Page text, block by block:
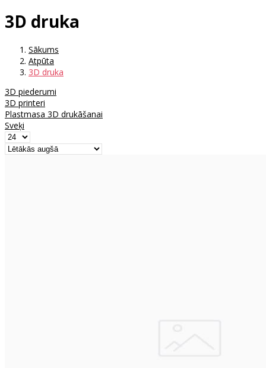
3D druka
Sākums
Atpūta
3D druka
3D piederumi
3D printeri
Plastmasa 3D drukāšanai
Sveķi